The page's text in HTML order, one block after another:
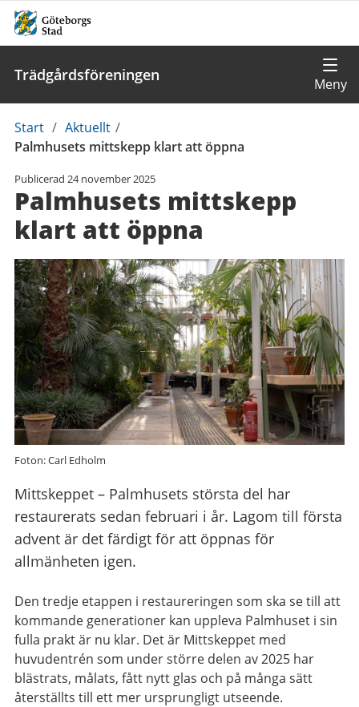
Trädgårdsföreningen
Du
är
Start / Aktuellt /
Palmhusets mittskepp klart att öppna
Publicerad 24 november 2025
Palmhusets mittskepp
klart att öppna
Foton: Carl Edholm
Mittskeppet – Palmhusets största del har
restaurerats sedan februari i år. Lagom till första
advent är det färdigt för att öppnas för
allmänheten igen.
Den tredje etappen i restaureringen som ska se till att
kommande generationer kan uppleva Palmhuset i sin
fulla prakt är nu klar. Det är Mittskeppet med
huvudentrén som under större delen av 2025 har
blästrats, målats, fått nytt glas och på många sätt
återställts till ett mer ursprungligt utseende.